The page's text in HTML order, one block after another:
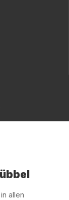
allen